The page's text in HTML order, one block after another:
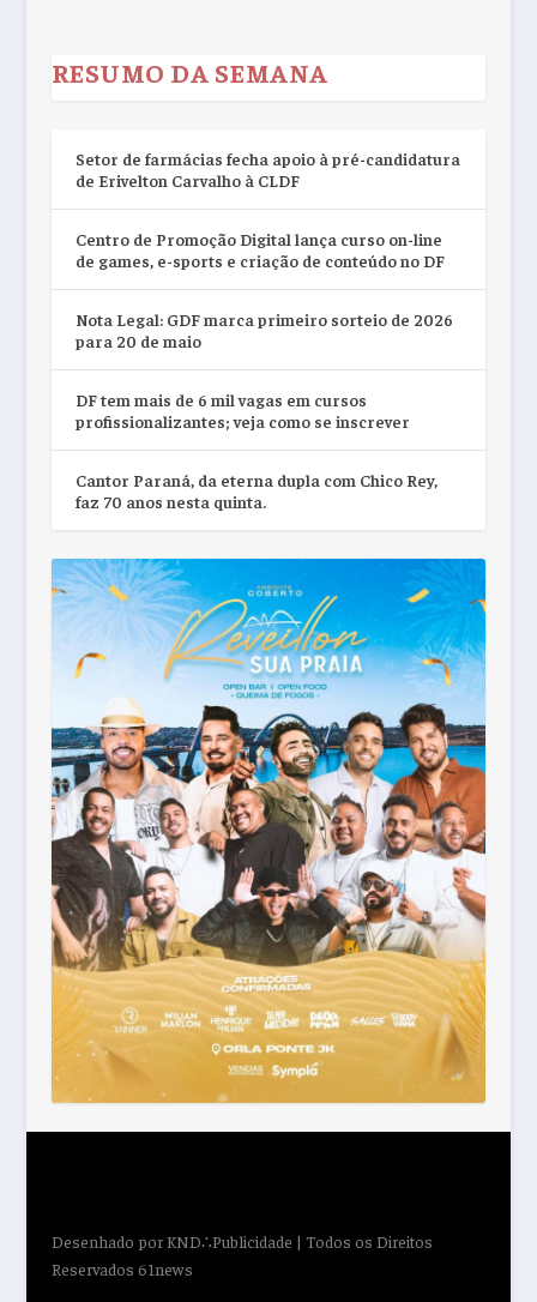
RESUMO DA SEMANA
Setor de farmácias fecha apoio à pré-candidatura
de Erivelton Carvalho à CLDF
Centro de Promoção Digital lança curso on-line
de games, e-sports e criação de conteúdo no DF
Nota Legal: GDF marca primeiro sorteio de 2026
para 20 de maio
DF tem mais de 6 mil vagas em cursos
profissionalizantes; veja como se inscrever
Cantor Paraná, da eterna dupla com Chico Rey,
faz 70 anos nesta quinta.
Desenhado porKND∴Publicidade | Todos os Direitos
Reservados 61news